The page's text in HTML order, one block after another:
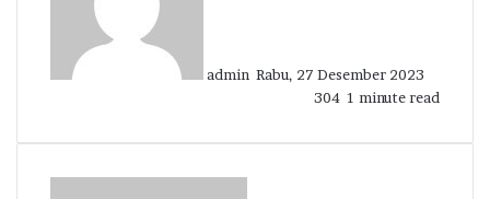
admin Rabu, 27 Desember 2023
304 1 minute read